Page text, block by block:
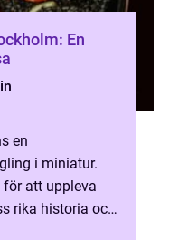
En
en
i miniatur.
för att uppleva
rika historia och